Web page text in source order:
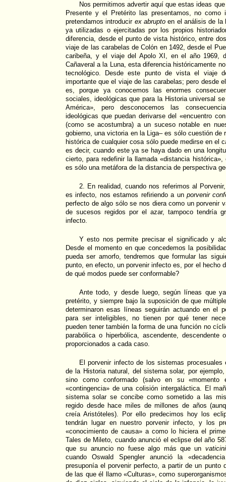
Nos permitimos advertir aquí que estas ideas
Presente y el Pretérito las presentamos, no como
pretendamos introducir ex abrupto en el análisis de la
ya utilizadas o ejercitadas por los propios
diferencia, desde el punto de vista histórico, entre
viaje de las carabelas de Colón en 1492, desde el
caribeña, y el viaje del Apolo XI, en el año 1969,
Cañaveral a la Luna, esta diferencia históricamente
tecnológico. Desde este punto de vista el viaje
importante que el viaje de las carabelas; pero desde
es, porque ya conocemos las enormes
sociales, ideológicas que para la Historia universal
América», pero desconocemos las
ideológicas que puedan derivarse del «encuentro
(como se acostumbra) a un suceso notable en
gobierno, una victoria en la Liga– es sólo cuestión de
histórica de cualquier cosa sólo puede medirse en el
es decir, cuando este ya se haya dado en una
cierto, para redefinir la llamada «distancia
es sólo una metáfora de la distancia de perspectiva
2. En realidad, cuando nos referimos al
es infecto, nos estamos refiriendo a un porvenir
perfecto de algo sólo se nos diera como un porvenir
de sucesos regidos por el azar, tampoco tendría
infecto.
Y esto nos permite precisar el significado y
Desde el momento en que concedemos la
pueda ser amorfo, tendremos que formular las
punto, en efecto, un porvenir infecto es, por el hecho
de qué modos puede ser conformable?
Ante todo, y desde luego, según líneas que
pretérito, y siempre bajo la suposición de que
determinaron esas líneas seguirán actuando en el
para ser inteligibles, no tienen por qué tener
pueden tener también la forma de una función no
parabólica o hiperbólica, ascendente,
proporcionados a cada caso.
El porvenir infecto de los sistemas
de la Historia natural, del sistema solar, por
sino como conformado (salvo en su «momento
«contingencia» de una colisión intergaláctica. El
sistema solar se concibe como sometido a las
regido desde hace miles de millones de años
creía Aristóteles). Por ello predecimos hoy los
tendrán lugar en nuestro porvenir infecto, y los
«conocimiento de causa» a como lo hiciera el
Tales de Mileto, cuando anunció el eclipse del año
que su anuncio no fuese algo más que un
cuando Oswald Spengler anunció la
presuponía el porvenir perfecto, a partir de un punto
de las que él llamo «Culturas», como